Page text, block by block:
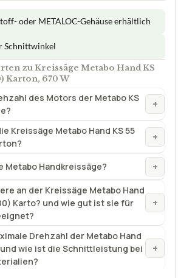
oder METALOC-Gehäuse erhältlich
Schnittwinkel
zu Kreissäge Metabo Hand KS
Karton, 670 W
des Motors der Metabo KS
+
Kreissäge Metabo Hand KS 55
+
Metabo Handkreissäge? +
Kreissäge Metabo Hand
gut ist sie für
+
Drehzahl der Metabo Hand
und wie ist die Schnittleistung bei
+